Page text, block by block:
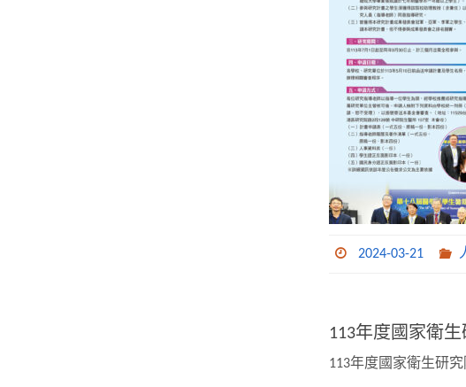
2024-03-21
113年度國家衛
113年度國家衛生研